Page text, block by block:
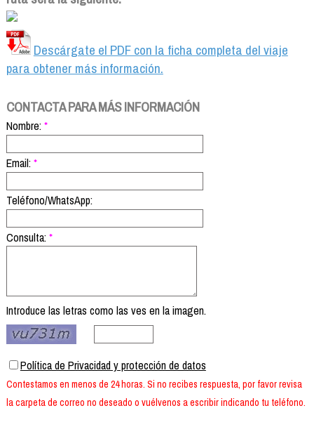
Descárgate el PDF con la ficha completa del viaje
para obtener más información.
CONTACTA PARA MÁS INFORMACIÓN
Nombre:*
Email:*
Teléfono/WhatsApp:
Consulta:*
Introduce las letras como las ves en la imagen.
Política de Privacidad y protección de datos
Contestamos en menos de 24 horas. Si no recibes respuesta, por favor revisa
la carpeta de correo no deseado o vuélvenos a escribir indicando tu teléfono.